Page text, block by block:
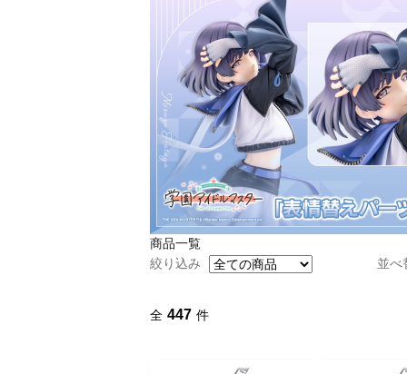
商品一覧
絞り込み
並べ
全 447 件